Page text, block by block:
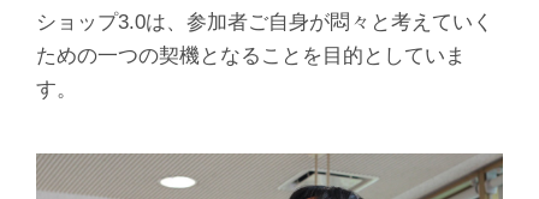
ショップ3.0は、参加者ご自身が悶々と考えていく
ための一つの契機となることを目的としていま
す。